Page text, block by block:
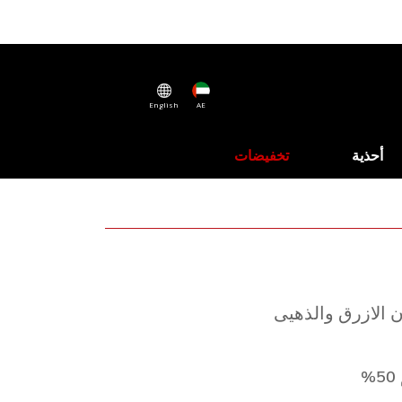
AE
English
أحذية تخفيضات
الازرق والذهيى